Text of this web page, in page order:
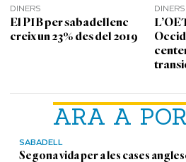
ARA A
SABADELL
Segona vida per a les cases
DINERS
El PIB per sabadellenc
creix un 23% des del 2019
DINERS